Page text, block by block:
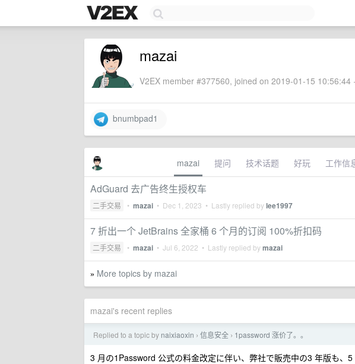
mazai
V2EX member #377560, joined on 2019-01-15 10:56:44
bnumbpad1
mazai 提问 技术话题 好玩 工作信
AdGuard 去广告终生授权车
二手交易 • mazai • Dec 1, 2023 • Lastly replied bylee1997
7 折出一个 JetBrains 全家桶 6 个月的订阅 100%折扣码
二手交易 • mazai • Jul 6, 2022 • Lastly replied bymazai
» More topics by mazai
mazai's recent replies
Replied to a topic by naixiaoxin › 信息安全 › 1password 涨价了。。
3 月の1Password 公式の料金改定に伴い、弊社で販売中の3 年版も、